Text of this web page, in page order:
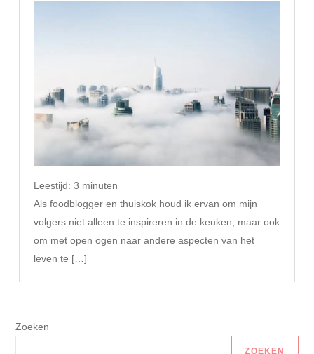
Leestijd: 3 minuten
Als foodblogger en thuiskok houd ik ervan om mijn
volgers niet alleen te inspireren in de keuken, maar ook
om met open ogen naar andere aspecten van het
leven te […]
Zoeken
ZOEKEN